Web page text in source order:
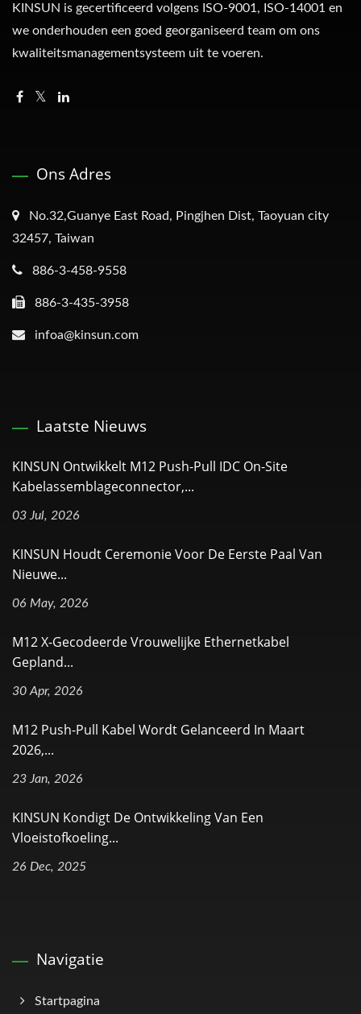
KINSUN is gecertificeerd volgens ISO-9001, ISO-14001 en
we onderhouden een goed georganiseerd team om ons
kwaliteitsmanagementsysteem uit te voeren.
Ons Adres
No.32,Guanye East Road, Pingjhen Dist, Taoyuan city
32457, Taiwan
886-3-458-9558
886-3-435-3958
infoa@kinsun.com
Laatste Nieuws
KINSUN Ontwikkelt M12 Push-Pull IDC On-Site
Kabelassemblageconnector,...
03 Jul, 2026
KINSUN Houdt Ceremonie Voor De Eerste Paal Van
Nieuwe...
06 May, 2026
M12 X-Gecodeerde Vrouwelijke Ethernetkabel
Gepland...
30 Apr, 2026
M12 Push-Pull Kabel Wordt Gelanceerd In Maart
2026,...
23 Jan, 2026
KINSUN Kondigt De Ontwikkeling Van Een
Vloeistofkoeling...
26 Dec, 2025
Navigatie
Startpagina